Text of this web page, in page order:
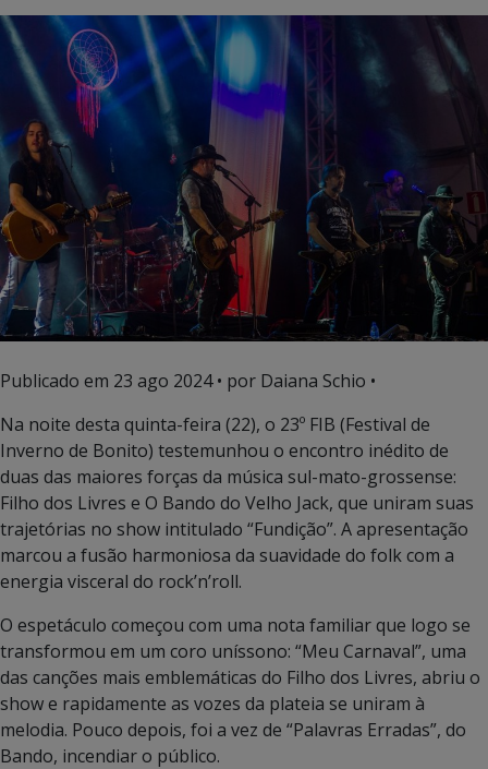
Publicado em 23 ago 2024• por Daiana Schio •
Na noite desta quinta-feira (22), o 23º FIB (Festival de
Inverno de Bonito) testemunhou o encontro inédito de
duas das maiores forças da música sul-mato-grossense:
Filho dos Livres e O Bando do Velho Jack, que uniram suas
trajetórias no show intitulado “Fundição”. A apresentação
marcou a fusão harmoniosa da suavidade do folk com a
energia visceral do rock’n’roll.
O espetáculo começou com uma nota familiar que logo se
transformou em um coro uníssono: “Meu Carnaval”, uma
das canções mais emblemáticas do Filho dos Livres, abriu o
show e rapidamente as vozes da plateia se uniram à
melodia. Pouco depois, foi a vez de “Palavras Erradas”, do
Bando, incendiar o público.